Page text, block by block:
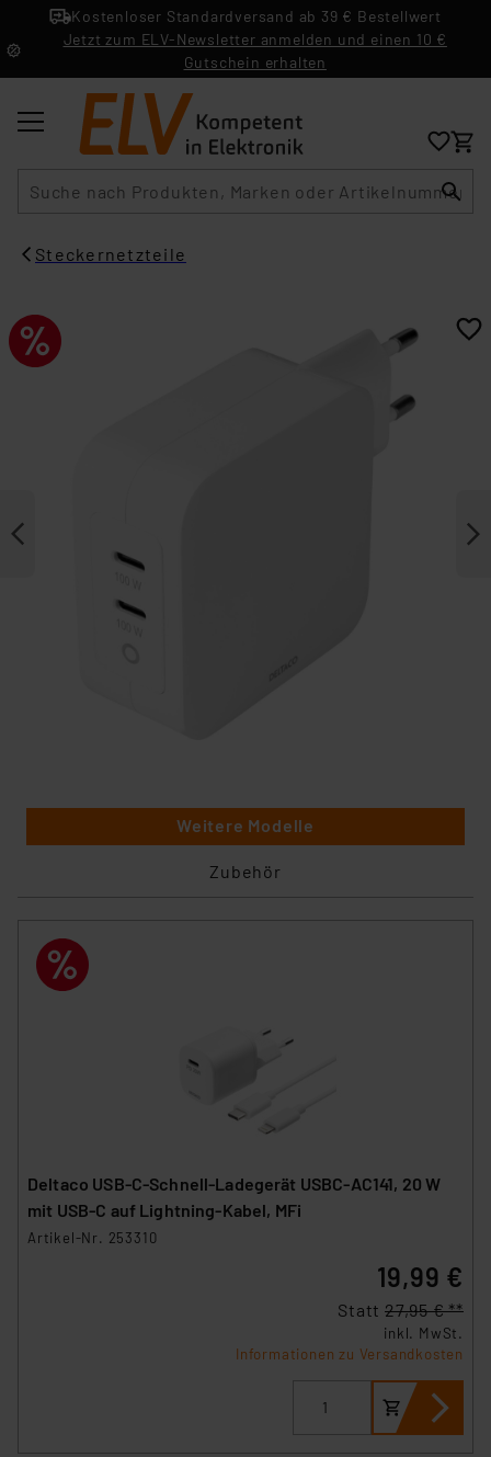
Kostenloser Standardversand ab 39 € Bestellwert
Jetzt zum ELV-Newsletter anmelden und einen 10 €
Gutschein erhalten
Steckernetzteile
Weitere Modelle
Zubehör
Deltaco USB-C-Schnell-Ladegerät USBC-AC141, 20 W
mit USB-C auf Lightning-Kabel, MFi
Artikel-Nr. 253310
19,99 €
Statt 27,95 € **
inkl. MwSt.
Informationen zu Versandkosten